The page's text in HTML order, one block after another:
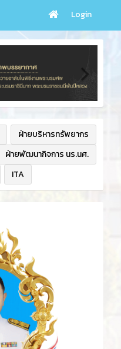
Login
ฝ่ายบริหารทรัพยากร
ฝ่ายพัฒนากิจการ นร.นศ.
ITA